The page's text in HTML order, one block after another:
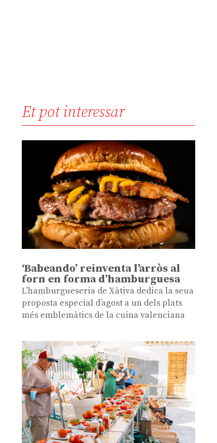
Et pot interessar
‘Babeando’ reinventa l’arròs al
forn en forma d’hamburguesa
L’hamburgueseria de Xàtiva dedica la seua
proposta especial d’agost a un dels plats
més emblemàtics de la cuina valenciana